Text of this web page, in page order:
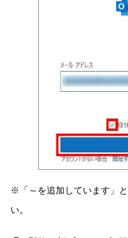
※「～を追加しています」
い。